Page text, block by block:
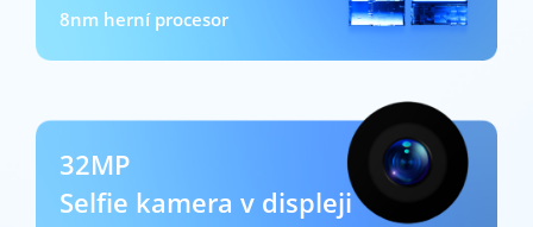
8nm herní procesor
32MP
Selfie kamera v displeji